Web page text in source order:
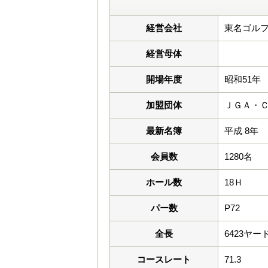
経営会社 東名ゴル
経営母体
開場年度 昭和51年
加盟団体 ＪＧＡ・
最新名簿 平成 8年
会員数 1280名
ホール数 18Ｈ
パー数 P72
全長 6423ヤー
コースレート 71.3